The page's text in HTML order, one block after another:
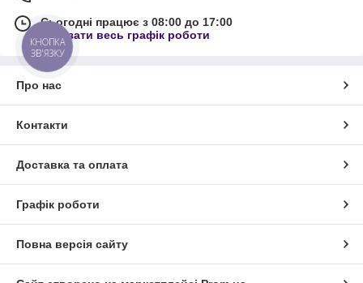
Сьогодні працює з 08:00 до 17:00
Показати весь графік роботи
Про нас
Контакти
Доставка та оплата
Графік роботи
Повна версія сайту
КНОПКА
ЗВ'ЯЗКУ